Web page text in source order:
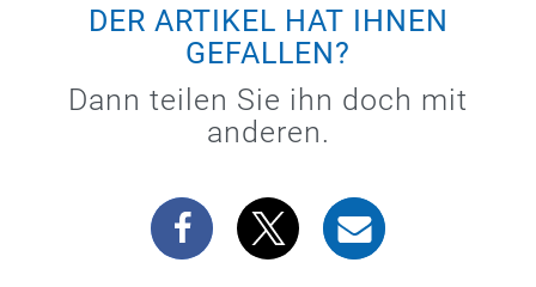
DER ARTIKEL HAT IHNEN
GEFALLEN?
Dann teilen Sie ihn doch mit
anderen.